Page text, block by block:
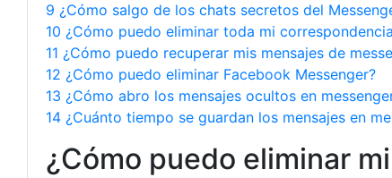
9 ¿Cómo salgo de los chats secretos del
10 ¿Cómo puedo eliminar toda mi
11 ¿Cómo puedo recuperar mis mensajes de
12 ¿Cómo puedo eliminar Facebook Messenger?
13 ¿Cómo abro los mensajes ocultos en
14 ¿Cuánto tiempo se guardan los mensajes en
¿Cómo puedo eliminar